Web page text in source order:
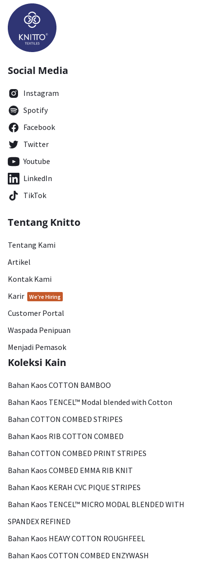
Social Media
Instagram
Spotify
Facebook
Twitter
Youtube
LinkedIn
TikTok
Tentang Knitto
Tentang Kami
Artikel
Kontak Kami
Karir
We're Hiring
Customer Portal
Waspada Penipuan
Menjadi Pemasok
Koleksi Kain
Bahan Kaos COTTON BAMBOO
Bahan Kaos TENCEL™ Modal blended with Cotton
Bahan COTTON COMBED STRIPES
Bahan Kaos RIB COTTON COMBED
Bahan COTTON COMBED PRINT STRIPES
Bahan Kaos COMBED EMMA RIB KNIT
Bahan Kaos KERAH CVC PIQUE STRIPES
Bahan Kaos TENCEL™ MICRO MODAL BLENDED WITH
SPANDEX REFINED
Bahan Kaos HEAVY COTTON ROUGHFEEL
Bahan Kaos COTTON COMBED ENZYWASH